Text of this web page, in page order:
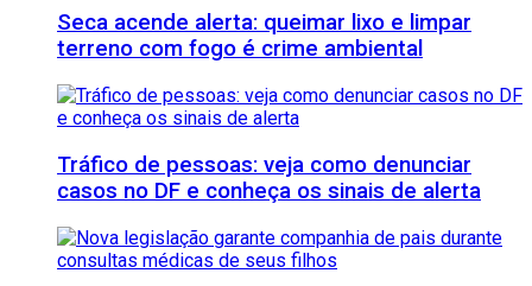
Seca acende alerta: queimar lixo e limpar
terreno com fogo é crime ambiental
Tráfico de pessoas: veja como denunciar
casos no DF e conheça os sinais de alerta